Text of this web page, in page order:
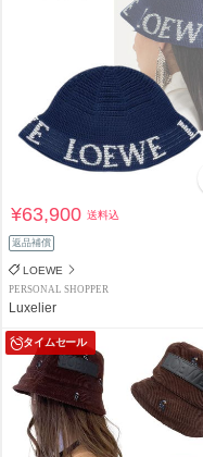
¥63,900送料込
返品補償
LOEWE
PERSONAL SHOPPER
Luxelier
タイムセール